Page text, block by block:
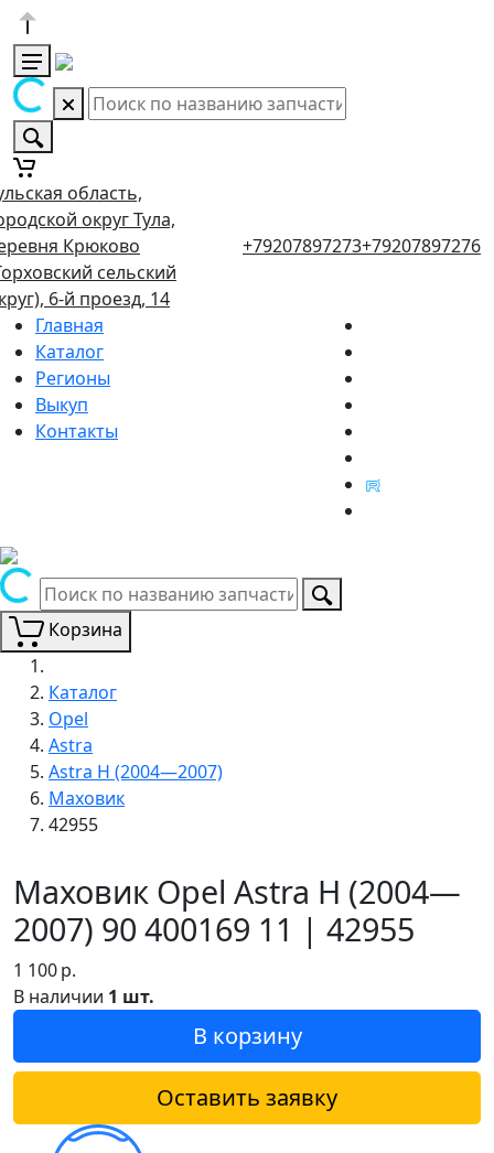
область,
округ Тула,
Крюково
сельский
6-й проезд, 14
+79207897273+79207897276
Главная
Каталог
Регионы
Выкуп
Контакты
Корзина
Каталог
Opel
Astra
Astra H (2004—2007)
Маховик
42955
Маховик Opel Astra H (2004—
2007) 90 400169 11 | 42955
1 100р.
В наличии 1 шт.
В корзину
Оставить заявку